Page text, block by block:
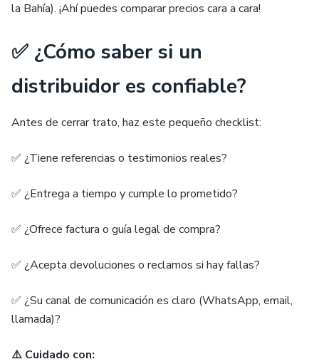
la Bahía). ¡Ahí puedes comparar precios cara a cara!
✅ ¿Cómo saber si un
distribuidor es confiable?
Antes de cerrar trato, haz este pequeño checklist:
✅ ¿Tiene referencias o testimonios reales?
✅ ¿Entrega a tiempo y cumple lo prometido?
✅ ¿Ofrece factura o guía legal de compra?
✅ ¿Acepta devoluciones o reclamos si hay fallas?
✅ ¿Su canal de comunicación es claro (WhatsApp, email,
llamada)?
⚠️ Cuidado con: